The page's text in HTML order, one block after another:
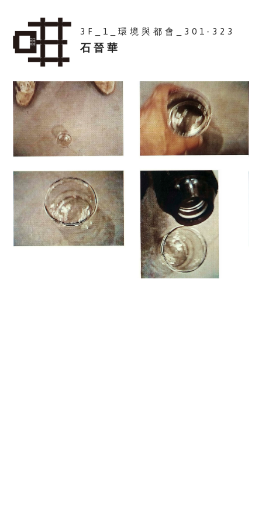
3F_1_環境與都會_301-323
石晉華